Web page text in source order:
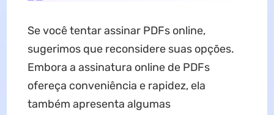
Se você tentar assinar PDFs online,
sugerimos que reconsidere suas opções.
Embora a assinatura online de PDFs
ofereça conveniência e rapidez, ela
também apresenta algumas